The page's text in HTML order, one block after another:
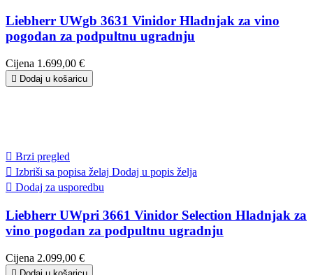
Liebherr UWgb 3631 Vinidor Hladnjak za vino
pogodan za podpultnu ugradnju
Cijena 1.699,00 €
 Dodaj u košaricu
 Brzi pregled
 Izbriši sa popisa želaj Dodaj u popis želja
 Dodaj za usporedbu
Liebherr UWpri 3661 Vinidor Selection Hladnjak za
vino pogodan za podpultnu ugradnju
Cijena 2.099,00 €